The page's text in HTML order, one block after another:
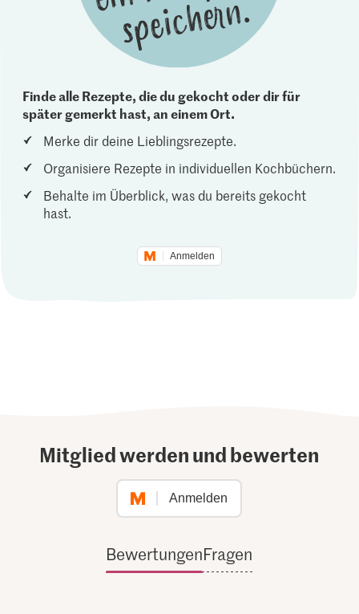
Finde alle Rezepte, die du gekocht oder dir für
später gemerkt hast, an einem Ort.
Merke dir deine Lieblingsrezepte.
Organisiere Rezepte in individuellen Kochbüchern.
Behalte im Überblick, was du bereits gekocht
hast.
Anmelden
Mitglied werden und bewerten
Anmelden
BewertungenFragen